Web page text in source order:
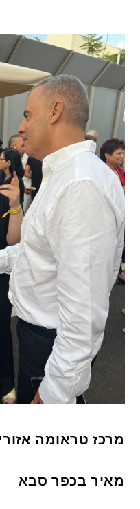
מרכז טראומה
מאיר בכפר סבא